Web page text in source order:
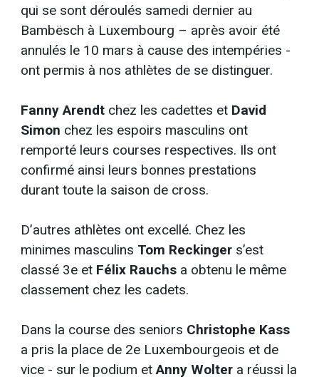
qui se sont déroulés samedi dernier au
Bambësch à Luxembourg – après avoir été
annulés le 10 mars à cause des intempéries -
ont permis à nos athlètes de se distinguer.
Fanny Arendt chez les cadettes et David
Simon chez les espoirs masculins ont
remporté leurs courses respectives. Ils ont
confirmé ainsi leurs bonnes prestations
durant toute la saison de cross.
D’autres athlètes ont excellé. Chez les
minimes masculins Tom Reckinger s’est
classé 3e et Félix Rauchs a obtenu le même
classement chez les cadets.
Dans la course des seniors Christophe Kass
a pris la place de 2e Luxembourgeois et de
vice - sur le podium etAnny Wolter a réussi la